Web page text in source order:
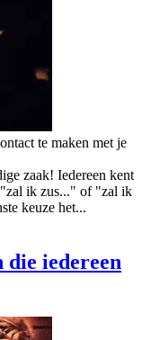
te maken met je
zaak! Iedereen kent
ik zus..." of "zal ik
keuze het...
die iedereen